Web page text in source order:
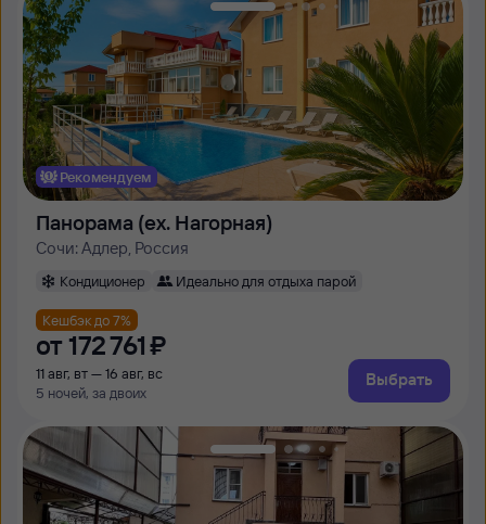
Рекомендуем
Панорама (ex. Нагорная)
Сочи: Адлер, Россия
Кондиционер Идеально для отдыха парой
Кешбэк до 7%
от 172 ⁠761 ⁠₽
11 авг, вт — 16 авг, вс
5 ночей, за двоих
Выбрать